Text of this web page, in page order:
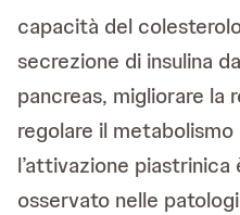
capacità del
secrezione di insulina
pancreas, migliorare la
regolare il
l’attivazione piastrinica
osservato nelle